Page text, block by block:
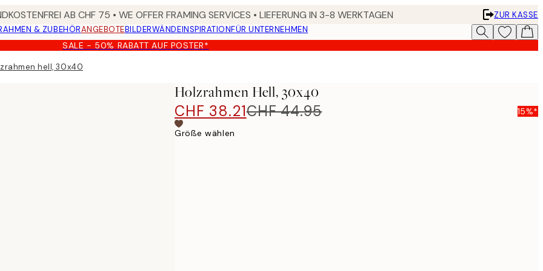
AB CHF 75 • WE OFFER FRAMING SERVICES • LIEFERUNG IN 3-8 WERKTAGEN
ZUR KASSE
& ZUBEHÖRANGEBOTEBILDERWÄNDEINSPIRATIONFÜR UNTERNEHMEN
SALE - 50% RABATT AUF POSTER*
hell, 30x40
Holzrahmen Hell, 30x40
CHF 38.21CHF 44.95 15%*
Größe wählen